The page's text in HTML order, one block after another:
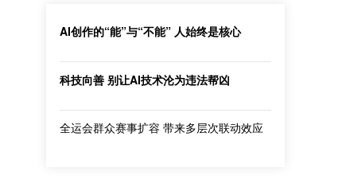
AI创作的“能”与“不能” 人始终是核心
科技向善 别让AI技术沦为违法帮凶
全运会群众赛事扩容 带来多层次联动效应